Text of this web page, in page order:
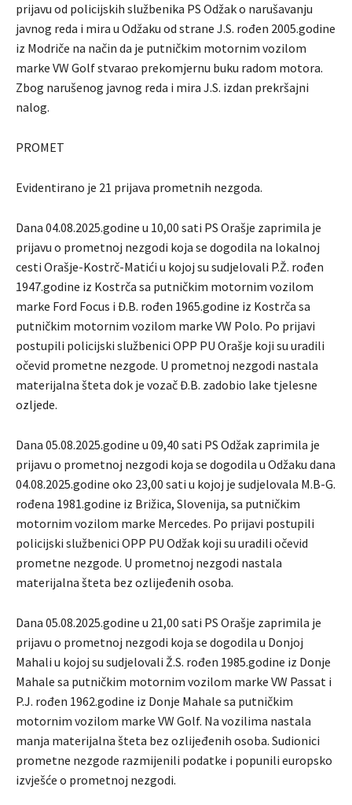
prijavu od policijskih službenika PS Odžak o narušavanju
javnog reda i mira u Odžaku od strane J.S. rođen 2005.godine
iz Modriče na način da je putničkim motornim vozilom
marke VW Golf stvarao prekomjernu buku radom motora.
Zbog narušenog javnog reda i mira J.S. izdan prekršajni
nalog.
PROMET
Evidentirano je 21 prijava prometnih nezgoda.
Dana 04.08.2025.godine u 10,00 sati PS Orašje zaprimila je
prijavu o prometnoj nezgodi koja se dogodila na lokalnoj
cesti Orašje-Kostrč-Matići u kojoj su sudjelovali P.Ž. rođen
1947.godine iz Kostrča sa putničkim motornim vozilom
marke Ford Focus i Đ.B. rođen 1965.godine iz Kostrča sa
putničkim motornim vozilom marke VW Polo. Po prijavi
postupili policijski službenici OPP PU Orašje koji su uradili
očevid prometne nezgode. U prometnoj nezgodi nastala
materijalna šteta dok je vozač Đ.B. zadobio lake tjelesne
ozljede.
Dana 05.08.2025.godine u 09,40 sati PS Odžak zaprimila je
prijavu o prometnoj nezgodi koja se dogodila u Odžaku dana
04.08.2025.godine oko 23,00 sati u kojoj je sudjelovala M.B-G.
rođena 1981.godine iz Brižica, Slovenija, sa putničkim
motornim vozilom marke Mercedes. Po prijavi postupili
policijski službenici OPP PU Odžak koji su uradili očevid
prometne nezgode. U prometnoj nezgodi nastala
materijalna šteta bez ozlijeđenih osoba.
Dana 05.08.2025.godine u 21,00 sati PS Orašje zaprimila je
prijavu o prometnoj nezgodi koja se dogodila u Donjoj
Mahali u kojoj su sudjelovali Ž.S. rođen 1985.godine iz Donje
Mahale sa putničkim motornim vozilom marke VW Passat i
P.J. rođen 1962.godine iz Donje Mahale sa putničkim
motornim vozilom marke VW Golf. Na vozilima nastala
manja materijalna šteta bez ozlijeđenih osoba. Sudionici
prometne nezgode razmijenili podatke i popunili europsko
izvješće o prometnoj nezgodi.